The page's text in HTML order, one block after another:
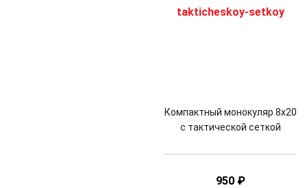
Компактный монокуляр 8x20
с тактической сеткой
950 ₽